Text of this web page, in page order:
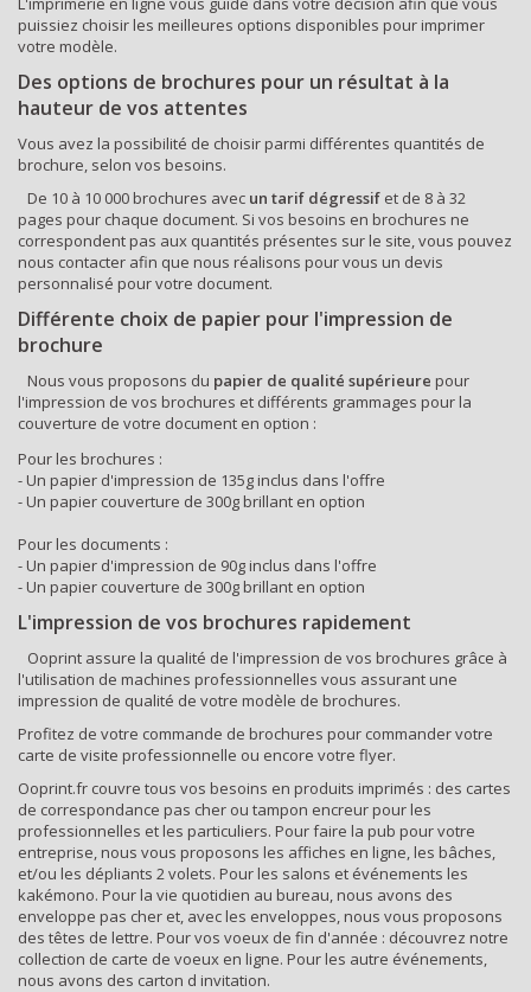
puissiez choisir les meilleures options disponibles pour imprimer
votre modèle.
Des options de brochures pour un résultat à la
hauteur de vos attentes
Vous avez la possibilité de choisir parmi différentes quantités de
brochure, selon vos besoins.
De 10 à 10 000 brochures avec un tarif dégressif et de 8 à 32
pages pour chaque document. Si vos besoins en brochures ne
correspondent pas aux quantités présentes sur le site, vous pouvez
nous contacter afin que nous réalisons pour vous un devis
personnalisé pour votre document.
Différente choix de papier pour l'impression de
brochure
Nous vous proposons du papier de qualité supérieure pour
l'impression de vos brochures et différents grammages pour la
couverture de votre document en option :
Pour les brochures :
- Un papier d'impression de 135g inclus dans l'offre
- Un papier couverture de 300g brillant en option
Pour les documents :
- Un papier d'impression de 90g inclus dans l'offre
- Un papier couverture de 300g brillant en option
L'impression de vos brochures rapidement
Ooprint assure la qualité de l'impression de vos brochures grâce à
l'utilisation de machines professionnelles vous assurant une
impression de qualité de votre modèle de brochures.
Profitez de votre commande de brochures pour commander votre
carte de visite professionnelle ou encore votre flyer.
Ooprint.fr couvre tous vos besoins en produits imprimés : des cartes
de correspondance pas cher ou tampon encreur pour les
professionnelles et les particuliers. Pour faire la pub pour votre
entreprise, nous vous proposons les affiches en ligne, les bâches,
et/ou les dépliants 2 volets. Pour les salons et événements les
kakémono. Pour la vie quotidien au bureau, nous avons des
enveloppe pas cher et, avec les enveloppes, nous vous proposons
des têtes de lettre. Pour vos voeux de fin d'année : découvrez notre
collection de carte de voeux en ligne. Pour les autre événements,
nous avons des carton d invitation.